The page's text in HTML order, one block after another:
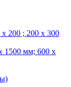
200 ; 200 х 300
1500 мм; 600 х